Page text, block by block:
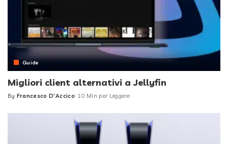
Guide
Migliori client alternativi a Jellyfin
Posted
By Francesco D'Accico 10 Min per Leggere